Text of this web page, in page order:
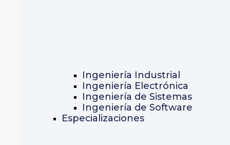
Ingeniería Industrial
Ingeniería Electrónica
Ingeniería de Sistemas
Ingeniería de Software
Especializaciones